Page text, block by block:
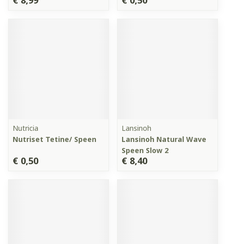
Nutricia
Nutriset Tetine/ Speen
€ 0,50
Lansinoh
Lansinoh Natural Wave
Speen Slow 2
€ 8,40